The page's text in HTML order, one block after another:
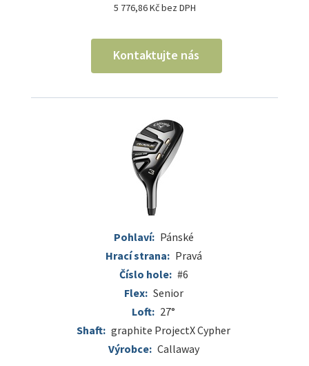
5 776,86 Kč bez DPH
Kontaktujte nás
Pohlaví: Pánské
Hrací strana: Pravá
Číslo hole: #6
Flex: Senior
Loft: 27°
Shaft: graphite ProjectX Cypher
Výrobce: Callaway